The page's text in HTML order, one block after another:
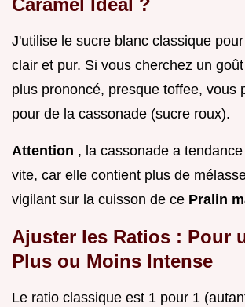
Caramel Idéal ?
J'utilise le sucre blanc classique
clair et pur. Si vous cherchez un
plus prononcé, presque toffee, vous
pour de la cassonade (sucre roux).
Attention , la cassonade a
vite, car elle contient plus de
vigilant sur la cuisson de ce Pralin
Ajuster les Ratios : Pour
Plus ou Moins Intense
Le ratio classique est 1 pour 1